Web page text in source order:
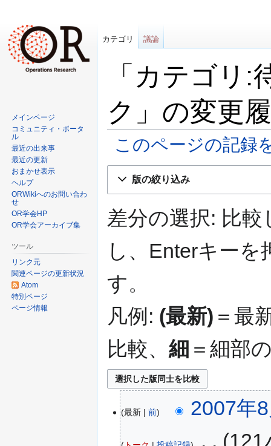
「カテゴリ
ク」の変更
このページの記録
ー
シ
ン
移
動
移
動
版の絞り込み
差分の選択: 比
し、Enterキー
す。
凡例: (最新) ＝最
比較、 細 ＝細部
最新 前 2007年
121
カテゴリ 議論
メインページ
コミュニティ・ポータ
ル
最近の出来事
最近の更新
おまかせ表示
ヘルプ
ORWikiへのお問い合わ
せ
OR学会HP
OR学会アーカイブ集
ツール
リンク元
関連ページの更新状況
Atom
特別ページ
ページ情報